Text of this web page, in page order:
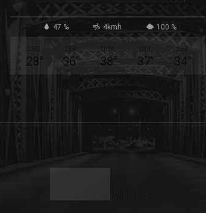
47 % 4kmh 100 %
28 ° 36°
QUA
38° 37°
SEX
34°